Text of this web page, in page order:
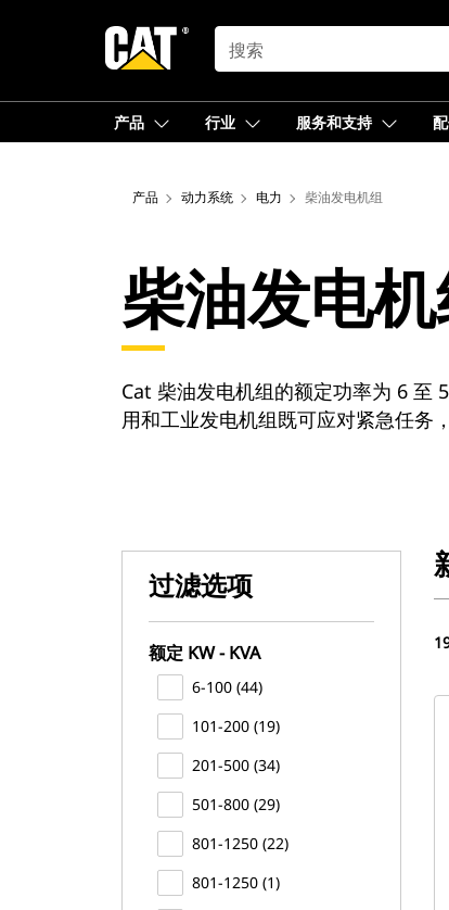
SEARCH
产品 行业 服务和支持
产品 动力系统 电力 柴油发电机组
柴油发电
Cat 柴油发电机组的额定功率为 6 至
用和工业发电机组既可应对紧急任务
过滤选项
额定 KW - KVA
6-100 (44)
101-200 (19)
201-500 (34)
501-800 (29)
801-1250 (22)
801-1250 (1)